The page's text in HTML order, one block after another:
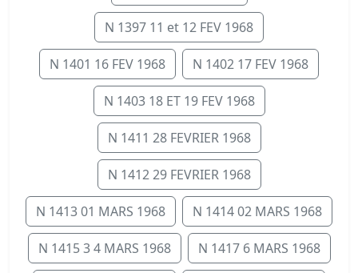
N 1397 11 et 12 FEV 1968
N 1401 16 FEV 1968 N 1402 17 FEV 1968
N 1403 18 ET 19 FEV 1968
N 1411 28 FEVRIER 1968
N 1412 29 FEVRIER 1968
N 1413 01 MARS 1968 N 1414 02 MARS 1968
N 1415 3 4 MARS 1968 N 1417 6 MARS 1968